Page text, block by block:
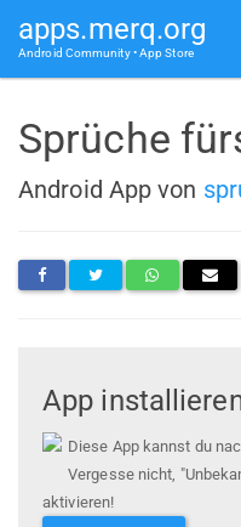
apps.merq.org
Android Community • App Store
Sprüche
Android App von
App
Diese App kannst du
Vergesse nicht,
aktivieren!